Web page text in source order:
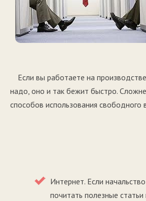
Если вы работаете на
надо, оно и так бежит быстро.
способов использования свободного
Интернет. Если
почитать полезные